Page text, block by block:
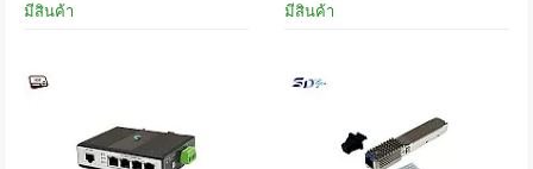
มีสินค้า มีสินค้า